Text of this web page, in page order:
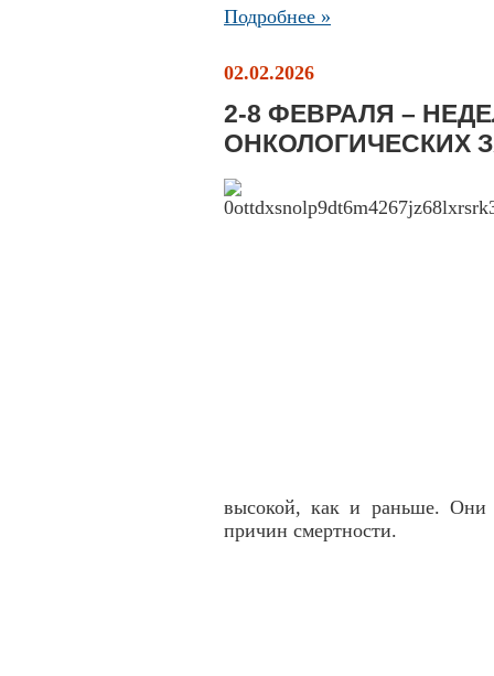
Подробнее »
02.02.2026
2-8 ФЕВРАЛЯ –
ОНКОЛОГИЧЕСКИХ
высокой, как и раньше. Они
причин смертности.